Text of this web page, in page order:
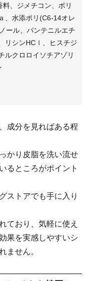
、ジメチコン、ポリ
、水添ポリ(C6-14オレ
ール、パンテニルエチ
リシンHCｌ、ヒスチジ
ルクロロイソチアゾリ
成分を見ればある程
かり皮脂を洗い流せ
るところがポイント
ストアでも手に入り
ており、気軽に使え
果を実感しやすいシ
ません。